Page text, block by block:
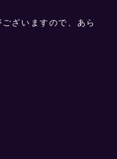
ざいますので、あら